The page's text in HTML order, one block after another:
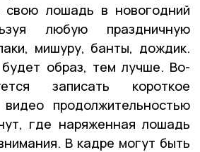
свою лошадь в новогодний
любую праздничную
мишуру, банты, дождик.
образ, тем лучше. Во-
записать короткое
видео продолжительностью
где наряженная лошадь
В кадре могут быть